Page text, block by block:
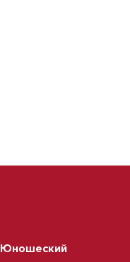
Юношеский